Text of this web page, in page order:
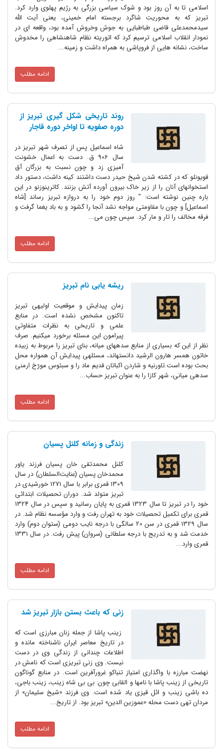
اسلامی تا به آن روز بود و شوک سیاسی بزرگی به رژیم پهلوی وارد کرد.
تبریز که به محوریت شاگرد برجسته امام خمینی، یعنی آیت الله
سیدمحمدعلی قاضی طباطبایی به جوش وخروش آمده بود، واقعه ای در
نمودار انقلاب اسلامی ترسیم کرد که اتوریته نظام شاهنشاهی را مخدوش
ساخت، نشانه هایی از فروپاشی به همراه داشت و زمینه...
ادامه مطلب
روند تاریخی شکل گیری تبریز از
دوره صفویه تا اواخر دوره قاجار
شاه اسماعیل پس از تصرف شهر تبریز در
سال 906 ق. دست به اعمال خشونت
آمیزی زد و چون نسبت به بزرگان آق
قویونلو که در کشته شدن شیخ حیدر دست داشتند کینه داشت، دستور داد
استخوانهای آنان را از زیر خاک بیرون آورده آتش بزنند. کاترینوزنو در این
باره چنین نوشته است: " روز دوم خود را به دروازه تبریز رساند [شاه
اسماعیل] و چون با مقاومتی مواجه نشد آنجا را گشود و به باد یغما گرفت و
فرقه مخالف را تار و مار کرد. سپس چون می...
ادامه مطلب
ریشه یابی نام تبریز
زمان پیدایش و موقعیت اولیه‎ی تبریز
تاکنون مشخص نشده است. در منابع
علمی و تاریخی به نظرات متفاوتی
پیرامون این مسئله برخورد می‎کنیم. صرف
نظر از این که بسیاری از منابع سده‎های میانه، بنای تبریز را مربوط به زبیده
خاتون همسر هارون الرشید دانسته‎اند، مسئله‎ی پیدایش آن همواره محل
بحث بوده است.تاورنیه و شاردن اکباتان قدیم ماد را و سبئوس مورّخ ارمنی
سده‎ی میانی، شهر کازا را به عنوان تبریز حساب...
ادامه مطلب
زندگی و زمانه کلنل پسیان
کلنل محمدتقی خان پسیان فرزند یاور
محمدخان پسیان (عنایت‌السلطان) در سال
1309 قمری برابر با سال 1271 خورشیدی در
تبریز متولد شد. دوران تحصیلات ابتدائی
خود را در تبریز تا سال 1323 قمری به پایان رسانید و سپس در سال 1324
قمری برای تکمیل تحصیلات خود به تهران رفت و وارد مؤسسه نظام شد. در
سال 1329 قمری در سن 20 سالگی با درجه نایب دومی (ستوان دوم) وارد
خدمت شد و به تدریج با درجه سلطانی (سروان) پیش رفت. در سال 1331
قمری وارد...
ادامه مطلب
زنی که باعث بستن بازار تبریز شد
زینب پاشا از جمله زنان مبارزی است که
در تاریخ معاصر ایران ناشناخته مانده و
اطلاعات چندانی از زندگی وی در دست
نیست. وی زنی تبریزی است که نامش در
نهضت مبارزه با واگذاری امتیاز تنباکو غرورآفرین است. در منابع گوناگون
تاریخی از زینب پاشا با نامها و القابی چون: بی بی شاه زینب، زینب باجی،
ده باشی زینب و ائل قیزی یاد شده است. وی فرزند «شیخ سلیمان» از
مردان تهی دست محله «عموزین الدین» تبریز بود. از تاریخ...
ادامه مطلب